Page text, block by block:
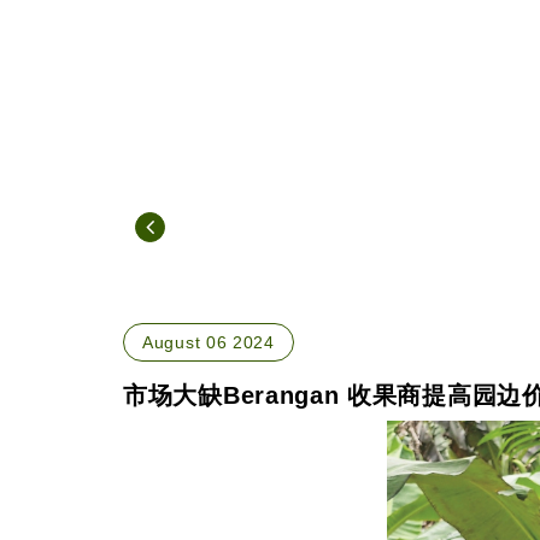
August 06 2024
市场大缺Berangan 收果商提高园边